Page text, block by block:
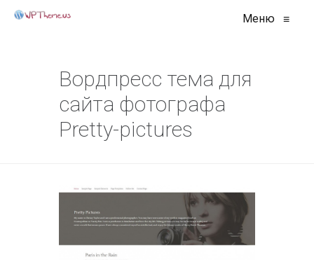
Меню ≡
Вордпресс тема для
сайта фотографа
Pretty-pictures